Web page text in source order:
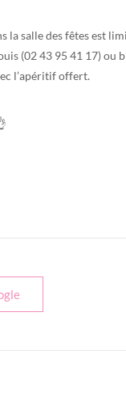
la salle des fêtes est
(02 43 95 41 17) ou
l’apéritif offert.